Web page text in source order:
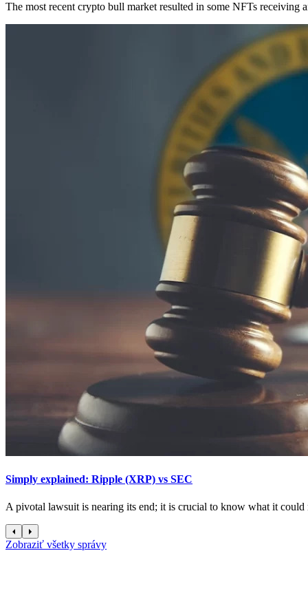
The most recent crypto bull market resulted in some NFTs receiving
Simply explained: Ripple (XRP) vs SEC
A pivotal lawsuit is nearing its end; it is crucial to know what it could
Zobraziť všetky správy